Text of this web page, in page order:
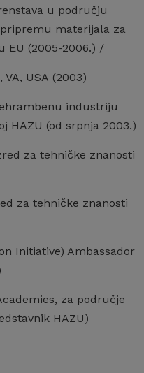
u području
materijala za
EU (2005-2006.) /
USA (2003)
industriju
HAZU (od srpnja 2003.)
za tehničke znanosti
za tehničke znanosti
Initiative) Ambassador
za područje
HAZU)